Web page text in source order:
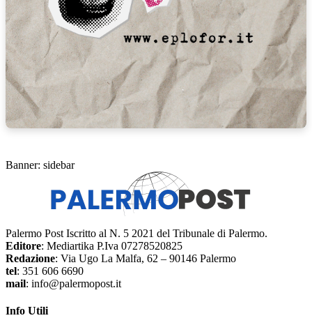
Banner: sidebar
Palermo Post Iscritto al N. 5 2021 del Tribunale di Palermo.
Editore: Mediartika P.Iva 07278520825
Redazione: Via Ugo La Malfa, 62 – 90146 Palermo
tel: 351 606 6690
mail: info@palermopost.it
Info Utili